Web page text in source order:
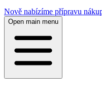
Nově nabízíme přípravu
Open main menu